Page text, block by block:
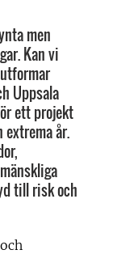
men
Kan vi
Uppsala
ett projekt
år.
till risk och